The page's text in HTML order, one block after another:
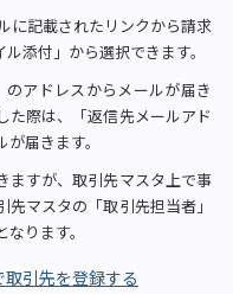
に記載されたリンクから請求
添付」から選択できます。
アドレスからメールが届き
た際は、「返信先メールアド
届きます。
ますが、取引先マスタ上で事
マスタの「取引先担当者」
ります。
引先を登録する